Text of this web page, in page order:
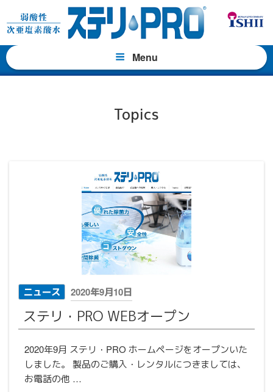
ン
テ
ン
ツ
Menu
Topics
ニュース
投
稿
日:
2020年9月10日
ステリ・PRO WEBオープン
2020年9月 ステリ・PRO ホームページをオープンいた
しました。 製品のご購入・レンタルにつきましては、
お電話の他 …